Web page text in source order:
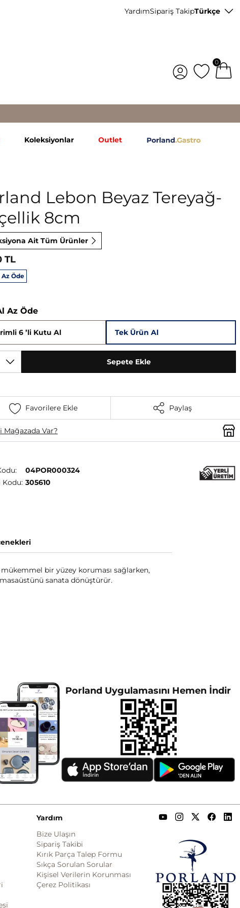
YardımSipariş TakipTürkçe
0
Koleksiyonlar Outlet
Lebon Beyaz Tereyağ-
8cm
Ait Tüm Ürünler
TL
Öde
Az Öde
6 ’li Kutu Al Tek Ürün Al
Sepete Ekle
Favorilere Ekle Paylaş
Mağazada Var?
04POR000324
Kodu: 305610
bir yüzey koruması sağlarken,
sanata dönüştürür.
Porland Uygulamasını Hemen İndir
Yardım
Bize Ulaşın
Sipariş Takibi
Kırık Parça Talep Formu
Sıkça Sorulan Sorular
Kişisel Verilerin Korunması
Çerez Politikası